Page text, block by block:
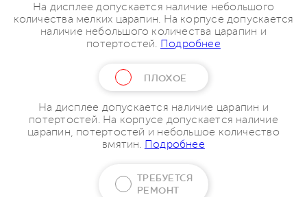
На дисплее допускается наличие небольшого
количества мелких царапин. На корпусе допускается
наличие небольшого количества царапин и
потертостей. Подробнее
ПЛОХОЕ
На дисплее допускается наличие царапин и
потертостей. На корпусе допускается наличие
царапин, потертостей и небольшое количество
вмятин. Подробнее
ТРЕБУЕТСЯ
РЕМОНТ